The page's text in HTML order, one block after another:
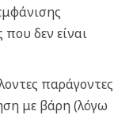
δεν είναι
παράγοντες
με βάρη (λόγω